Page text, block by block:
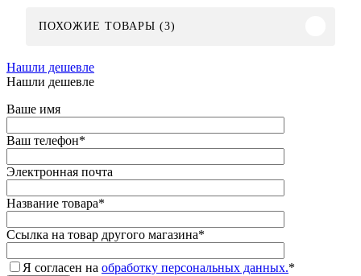
ПОХОЖИЕ ТОВАРЫ (3)
Нашли дешевле
Нашли дешевле
Ваше имя
Ваш телефон*
Электронная почта
Название товара*
Ссылка на товар другого магазина*
Я согласен на обработку персональных данных.*